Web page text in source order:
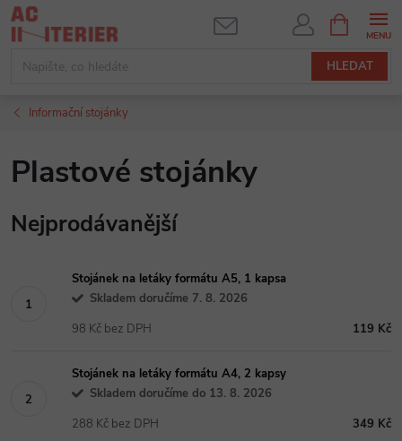
Přejít
na
HLEDAT
NÁKUPNÍ
KOŠÍK
Informační stojánky
Plastové stojánky
Nejprodávanější
Stojánek na letáky formátu A5, 1 kapsa
Skladem doručíme 7. 8. 2026
119 Kč
98 Kč bez DPH
Stojánek na letáky formátu A4, 2 kapsy
Skladem doručíme do 13. 8. 2026
349 Kč
288 Kč bez DPH